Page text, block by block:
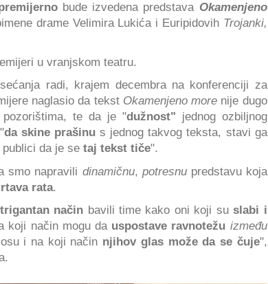
bude izvedena predstava Okamenjeno
drame Velimira Lukića i EuripidovihTrojanki,
u vranjskom teatru.
radi, krajem decembra na konferenciji za
naglasio da tekst Okamenjeno more nije dugo
te da je "dužnost" jednog ozbiljnog
da skine prašinus jednog takvog teksta, stavi ga
da je se taj tekst tiče".
smo napravili dinamičnu, potresnupredstavu koja
rata.
način bavili time kako oni koji suslabi i
koji način mogu da uspostave ravnotežu između
i na koji način njihov glas može da se čuje",